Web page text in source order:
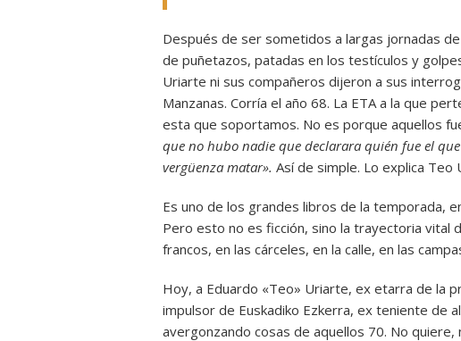
Después de ser sometidos a largas jornadas
de puñetazos, patadas en los testículos y
Uriarte ni sus compañeros dijeron a sus
Manzanas. Corría el año 68. La ETA a la que
esta que soportamos. No es porque aquellos
que no hubo nadie que declarara quién fue el
vergüenza matar». Así de simple. Lo explica
Es uno de los grandes libros de la temporada,
Pero esto no es ficción, sino la trayectoria vital
francos, en las cárceles, en la calle, en las
Hoy, a Eduardo «Teo» Uriarte, ex etarra de la
impulsor de Euskadiko Ezkerra, ex teniente de
avergonzando cosas de aquellos 70. No